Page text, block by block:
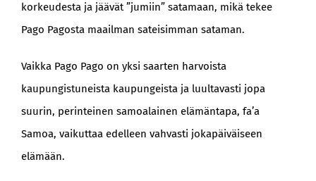
korkeudesta ja jäävät ”jumiin” satamaan, mikä tekee
Pago Pagosta maailman sateisimman sataman.
Vaikka Pago Pago on yksi saarten harvoista
kaupungistuneista kaupungeista ja luultavasti jopa
suurin, perinteinen samoalainen elämäntapa, fa’a
Samoa, vaikuttaa edelleen vahvasti jokapäiväiseen
elämään.